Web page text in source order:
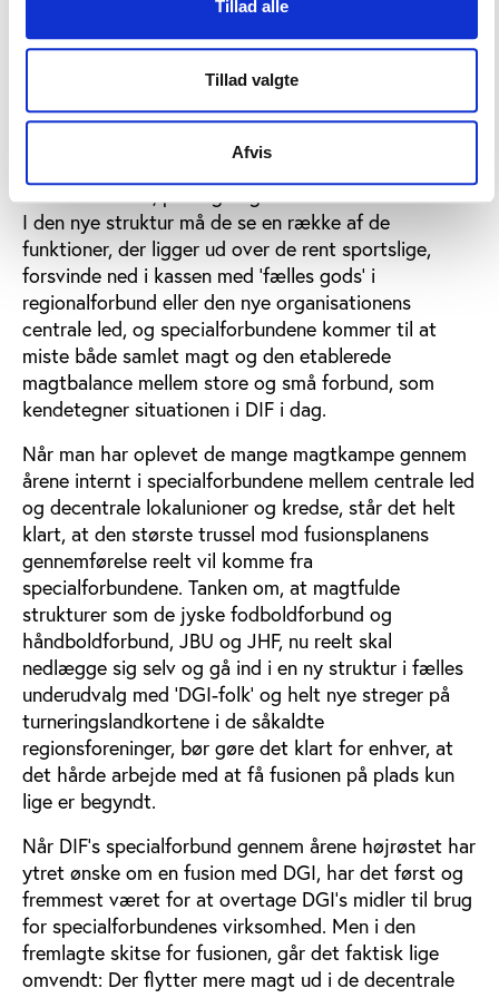
Tillad alle
Tillad valgte
Afvis
I første omgang vil den nye model formentlig – og
sværere at sluge for DIF’s specialforbund end for
DGI. DIF’s specialforbund er autonome, de brænder
først og fremmest for deres respektive idrætsgrene
om medlemmer, prestige og økonomiske ressourcer.
I den nye struktur må de se en række af de
funktioner, der ligger ud over de rent sportslige,
forsvinde ned i kassen med ’fælles gods’ i
regionalforbund eller den nye organisationens
centrale led, og specialforbundene kommer til at
miste både samlet magt og den etablerede
magtbalance mellem store og små forbund, som
kendetegner situationen i DIF i dag.
Når man har oplevet de mange magtkampe gennem
årene internt i specialforbundene mellem centrale led
og decentrale lokalunioner og kredse, står det helt
klart, at den største trussel mod fusionsplanens
gennemførelse reelt vil komme fra
specialforbundene. Tanken om, at magtfulde
strukturer som de jyske fodboldforbund og
håndboldforbund, JBU og JHF, nu reelt skal
nedlægge sig selv og gå ind i en ny struktur i fælles
underudvalg med ’DGI-folk’ og helt nye streger på
turneringslandkortene i de såkaldte
regionsforeninger, bør gøre det klart for enhver, at
det hårde arbejde med at få fusionen på plads kun
lige er begyndt.
Når DIF’s specialforbund gennem årene højrøstet har
ytret ønske om en fusion med DGI, har det først og
fremmest været for at overtage DGI’s midler til brug
for specialforbundenes virksomhed. Men i den
fremlagte skitse for fusionen, går det faktisk lige
omvendt: Der flytter mere magt ud i de decentrale